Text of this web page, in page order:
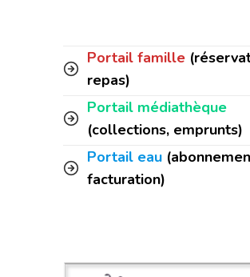
Portail famille
repas)
Portail médiathèque
(collections, emprunts)
Portail eau
facturation)